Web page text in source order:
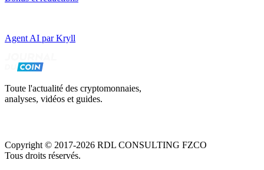
Agent AI par Kryll
Toute l'actualité des cryptomonnaies,
analyses, vidéos et guides.
Copyright © 2017-2026 RDL CONSULTING FZCO
Tous droits réservés.